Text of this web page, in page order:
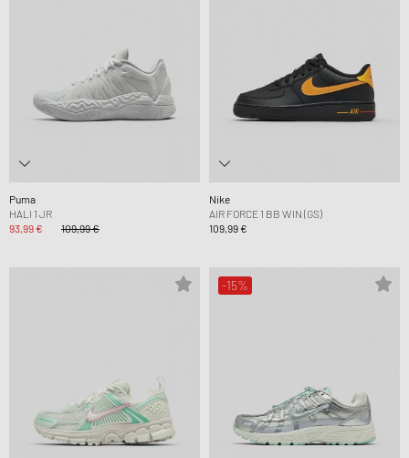
Puma
HALI 1 JR
93,99 €
109,99 €
Nike
AIR FORCE 1 BB WIN (GS)
109,99 €
-15%